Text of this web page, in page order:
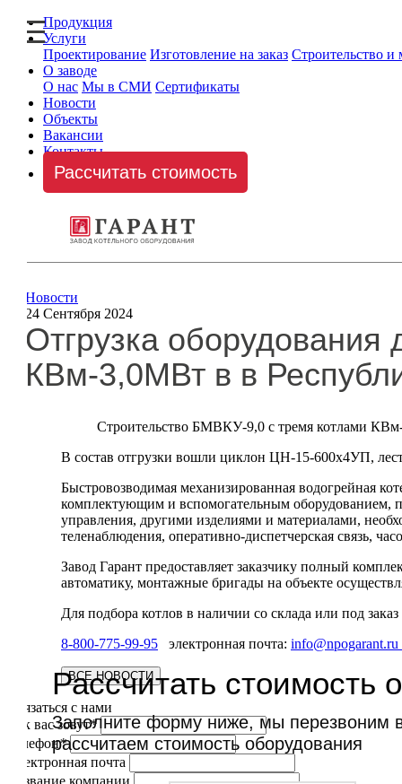
Продукция
Услуги
Проектирование Изготовление на заказ Строительство и
О заводе
О нас Мы в СМИ Сертификаты
Новости
Объекты
Вакансии
Контакты
Рассчитать стоимость
Новости
24 Сентября 2024
Отгрузка
КВм-3,0МВт в в
Строительство БМВКУ-9,0 с тремя котлами
В состав отгрузки вошли циклон ЦН-15-600х4УП,
Быстровозводимая механизированная водогрейная
комплектующим и вспомогательным оборудованием,
управления, другими изделиями и материалами,
теленаблюдения, оперативно-диспетчерская связь,
Завод Гарант предоставляет заказчику полный
автоматику, монтажные бригады на объекте
Для подбора котлов в наличии со склада или под заказ
8-800-775-99-95 электронная почта: info@npogarant.ru
Связаться с нами
Как вас зовут*
Телефон*
Электронная почта
Название компании
Рассчитать стоимость
Заполните форму ниже, мы перезвоним
рассчитаем стоимость оборудования